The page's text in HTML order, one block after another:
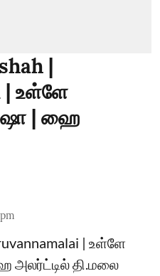
|
| உள்ளே
| ஹை
| உள்ளே
அலர்ட்டில் தி.மலை